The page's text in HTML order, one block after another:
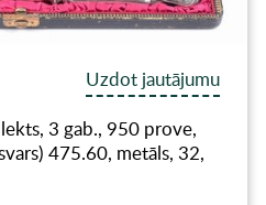
Uzdot jautājumu
3 gab., 950 prove,
475.60, metāls, 32,